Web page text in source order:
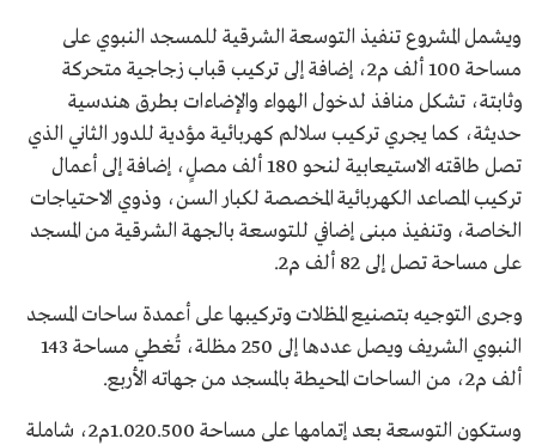
ويشمل المشروع تنفيذ التوسعة الشرقية للمسجد النبوي على
مساحة 100 ألف م2، إضافة إلى تركيب قباب زجاجية متحركة
وثابتة، تشكل منافذ لدخول الهواء والإضاءات بطرق هندسية
حديثة، كما يجري تركيب سلالم كهربائية مؤدية للدور الثاني الذي
تصل طاقته الاستيعابية لنحو 180 ألف مصلٍ، إضافة إلى أعمال
تركيب المصاعد الكهربائية المخصصة لكبار السن، وذوي الاحتياجات
الخاصة، وتنفيذ مبنى إضافي للتوسعة بالجهة الشرقية من المسجد
على مساحة تصل إلى 82 ألف م2.
وجرى التوجيه بتصنيع المظلات وتركيبها على أعمدة ساحات المسجد
النبوي الشريف ويصل عددها إلى 250 مظلة، تُغطي مساحة 143
ألف م2، من الساحات المحيطة بالمسجد من جهاته الأربع.
وستكون التوسعة بعد إتمامها على مساحة 1.020.500م2، شاملة